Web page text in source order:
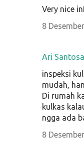
Very nice
8
Ari
inspeksi
mudah,
Di rumah
kulkas
ngga ada
8